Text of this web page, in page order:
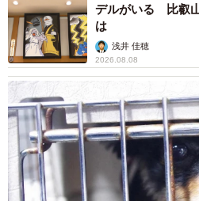
と、自己負担が1割に軽減されま
応じて1カ月あたりの支払上限額
数が多い月でも一定以上の負担は
申請は、市区町村の福祉窓口で
（自立支援医療用）が必要とな
治医と相談することをお勧めし
長期化した際の備え「障害
デルがいる 比叡
は
浅井 佳穂
2026.08.08